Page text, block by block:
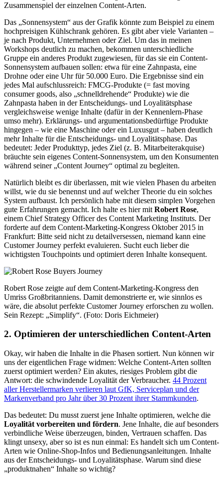
Zusammenspiel der einzelnen Content-Arten.
Das „Sonnensystem“ aus der Grafik könnte zum Beispiel zu einem
hochpreisigen Kühlschrank gehören. Es gibt aber viele Varianten –
je nach Produkt, Unternehmen oder Ziel. Um das in meinen
Workshops deutlich zu machen, bekommen unterschiedliche
Gruppe ein anderes Produkt zugewiesen, für das sie ein Content-
Sonnensystem aufbauen sollen: etwa für eine Zahnpasta, eine
Drohne oder eine Uhr für 50.000 Euro. Die Ergebnisse sind ein
jedes Mal aufschlussreich: FMCG-Produkte (= fast moving
consumer goods, also „schnelldrehende“ Produkte) wie die
Zahnpasta haben in der Entscheidungs- und Loyalitätsphase
vergleichsweise wenige Inhalte (dafür in der Kennenlern-Phase
umso mehr). Erklärungs- und argumentationsbedürftige Produkte
hingegen – wie eine Maschine oder ein Luxusgut – haben deutlich
mehr Inhalte für die Entscheidungs- und Loyalitätsphase. Das
bedeutet: Jeder Produkttyp, jedes Ziel (z. B. Mitarbeiterakquise)
bräuchte sein eigenes Content-Sonnensystem, um den Konsumenten
während seiner „Content Journey“ optimal zu begleiten.
Natürlich bleibt es dir überlassen, mit wie vielen Phasen du arbeiten
willst, wie du sie benennst und auf welcher Theorie du ein solches
System aufbaust. Ich persönlich habe mit diesem simplen Vorgehen
gute Erfahrungen gemacht. Ich halte es hier mit Robert Rose,
einem Chief Strategy Officer des Content Marketing Instituts. Der
forderte auf dem Content-Marketing-Kongress Oktober 2015 in
Frankfurt: Bitte seid nicht zu detailversessen, niemand kann eine
Customer Journey perfekt evaluieren. Sucht euch lieber die
wichtigsten Touchpoints und optimiert deren Inhalte konsequent.
Robert Rose zeigte auf dem Content-Marketing-Kongress den
Umriss Großbritanniens. Damit demonstrierte er, wie sinnlos es
wäre, die absolut perfekte Customer Journey erforschen zu wollen.
Sein Rezept: „Simplify“. (Foto: Doris Eichmeier)
2. Optimieren der unterschiedlichen Content-Arten
Okay, wir haben die Inhalte in die Phasen sortiert. Nun können wir
uns der eigentlichen Frage widmen: Welche Content-Arten sollten
zuerst optimiert werden? Ein akutes, riesiges Problem gibt die
Antwort: die schwindende Loyalität der Verbraucher. 44 Prozent
aller Herstellermarken verlieren laut GfK, Serviceplan und der
Markenverband pro Jahr über 30 Prozent ihrer Stammkunden.
Das bedeutet: Du musst zuerst jene Inhalte optimieren, welche die
Loyalität vorbereiten und fördern. Jene Inhalte, die auf besonders
verbindliche Weise überzeugen, binden, Vertrauen schaffen. Das
klingt unsexy, aber so ist es nun einmal: Es handelt sich um Content-
Arten wie Online-Shop-Infos und Bedienungsanleitungen. Inhalte
aus der Entscheidungs- und Loyalitätsphase. Warum sind diese
„produktnahen“ Inhalte so wichtig?